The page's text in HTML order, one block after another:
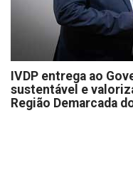
IVDP entrega ao
sustentável e
Região Demarcada